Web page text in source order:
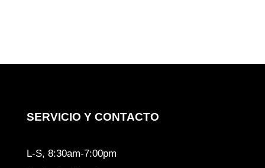
SERVICIO Y CONTACTO
L-S, 8:30am-7:00pm